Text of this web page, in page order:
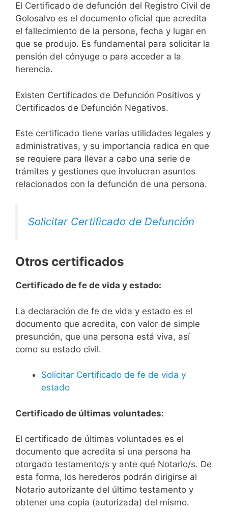
El Certificado de defunción del Registro Civil de
Golosalvo es el documento oficial que acredita
el fallecimiento de la persona, fecha y lugar en
que se produjo. Es fundamental para solicitar la
pensión del cónyuge o para acceder a la
herencia.
Existen Certificados de Defunción Positivos y
Certificados de Defunción Negativos.
Este certificado tiene varias utilidades legales y
administrativas, y su importancia radica en que
se requiere para llevar a cabo una serie de
trámites y gestiones que involucran asuntos
relacionados con la defunción de una persona.
Solicitar Certificado de Defunción
Otros certificados
Certificado de fe de vida y estado:
La declaración de fe de vida y estado es el
documento que acredita, con valor de simple
presunción, que una persona está viva, así
como su estado civil.
Solicitar Certificado de fe de vida y
estado
Certificado de últimas voluntades:
El certificado de últimas voluntades es el
documento que acredita si una persona ha
otorgado testamento/s y ante qué Notario/s. De
esta forma, los herederos podrán dirigirse al
Notario autorizante del último testamento y
obtener una copia (autorizada) del mismo.